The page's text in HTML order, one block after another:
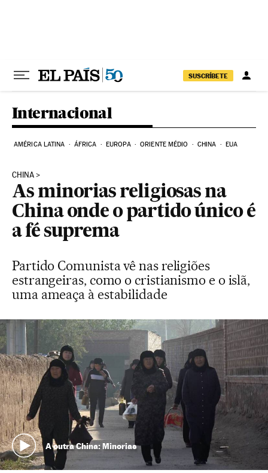
SUSCRÍBETE
Internacional
AMÉRICA LATINA ÁFRICA EUROPA ORIENTE MÉDIO CHINA EUA
CHINA
As minorias religiosas na
China onde o partido único é
a fé suprema
Partido Comunista vê nas religiões
estrangeiras, como o cristianismo e o islã,
uma ameaça à estabilidade
A outra China: Minorias